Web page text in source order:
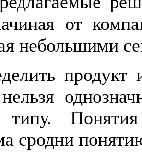
от
небольшими
типу.
сродни